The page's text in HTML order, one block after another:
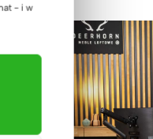
- i w